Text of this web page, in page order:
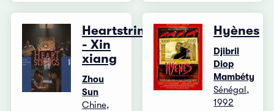
Heartstrings
- Xin
xiang
Zhou
Sun
Chine,
Hyènes
Djibril
Diop
Mambéty
Sénégal,
1992